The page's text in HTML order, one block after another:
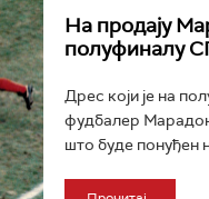
На продају
полуфиналу
Дрес који је на
фудбалер
што буде понуђен